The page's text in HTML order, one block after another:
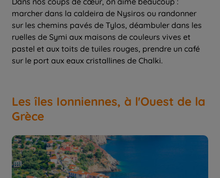
marcher dans la caldeira de Nysiros ou randonner
sur les chemins pavés de Tylos, déambuler dans les
ruelles de Symi aux maisons de couleurs vives et
pastel et aux toits de tuiles rouges, prendre un café
sur le port aux eaux cristallines de Chalki.
Les îles Ionniennes, à l'Ouest de la
Grèce